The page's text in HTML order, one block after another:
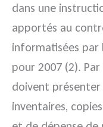
dans une
apportés au
informatisées par
pour 2007 (2).
doivent
inventaires,